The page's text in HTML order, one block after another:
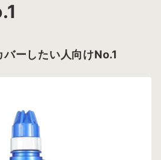
ーしたい人向けNo.1